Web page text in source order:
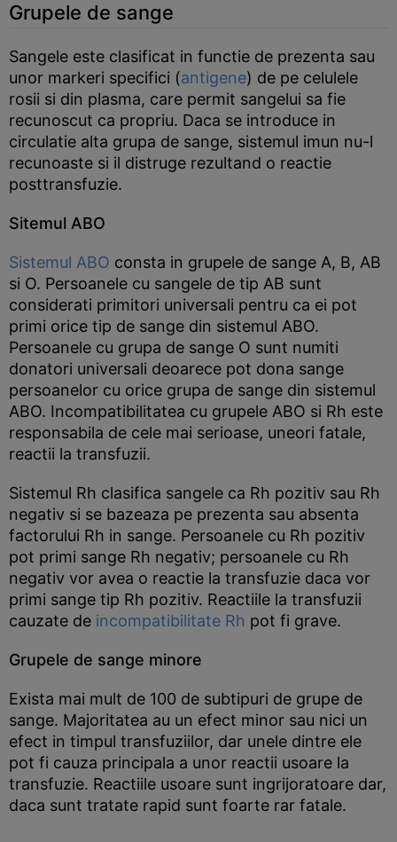
Grupele de sange
Sangele este clasificat in functie de prezenta sau
unor markeri specifici (antigene) de pe celulele
rosii si din plasma, care permit sangelui sa fie
recunoscut ca propriu. Daca se introduce in
circulatie alta grupa de sange, sistemul imun nu-l
recunoaste si il distruge rezultand o reactie
posttransfuzie.
Sitemul ABO
Sistemul ABO consta in grupele de sange A, B, AB
si O. Persoanele cu sangele de tip AB sunt
considerati primitori universali pentru ca ei pot
primi orice tip de sange din sistemul ABO.
Persoanele cu grupa de sange O sunt numiti
donatori universali deoarece pot dona sange
persoanelor cu orice grupa de sange din sistemul
ABO. Incompatibilitatea cu grupele ABO si Rh este
responsabila de cele mai serioase, uneori fatale,
reactii la transfuzii.
Sistemul Rh clasifica sangele ca Rh pozitiv sau Rh
negativ si se bazeaza pe prezenta sau absenta
factorului Rh in sange. Persoanele cu Rh pozitiv
pot primi sange Rh negativ; persoanele cu Rh
negativ vor avea o reactie la transfuzie daca vor
primi sange tip Rh pozitiv. Reactiile la transfuzii
cauzate de incompatibilitate Rh pot fi grave.
Grupele de sange minore
Exista mai mult de 100 de subtipuri de grupe de
sange. Majoritatea au un efect minor sau nici un
efect in timpul transfuziilor, dar unele dintre ele
pot fi cauza principala a unor reactii usoare la
transfuzie. Reactiile usoare sunt ingrijoratoare dar,
daca sunt tratate rapid sunt foarte rar fatale.